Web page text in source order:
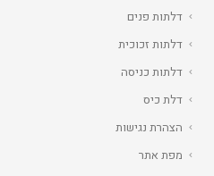
דלתות פנים
דלתות זכוכית
דלתות כניסה
דלת כיס
הצהרת נגישות
מפת אתר